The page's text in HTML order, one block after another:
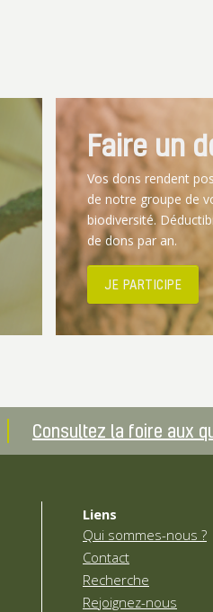
Faire un
Vos dons rendent
de notre groupe de
biodiversité.
de dons par an.
JE PARTICIPE
Consultez la foire aux
Liens
Qui sommes-nous ?
Contact
Recherche
Rejoignez-nous